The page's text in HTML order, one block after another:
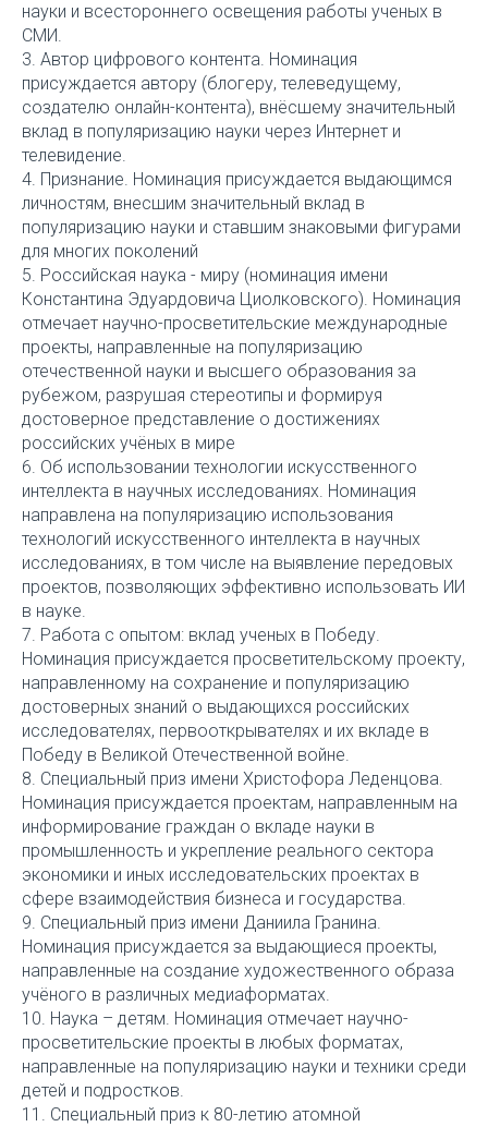
науки и всестороннего освещения работы ученых в
СМИ.
3. Автор цифрового контента. Номинация
присуждается автору (блогеру, телеведущему,
создателю онлайн-контента), внёсшему значительный
вклад в популяризацию науки через Интернет и
телевидение.
4. Признание. Номинация присуждается выдающимся
личностям, внесшим значительный вклад в
популяризацию науки и ставшим знаковыми фигурами
для многих поколений
5. Российская наука - миру (номинация имени
Константина Эдуардовича Циолковского). Номинация
отмечает научно-просветительские международные
проекты, направленные на популяризацию
отечественной науки и высшего образования за
рубежом, разрушая стереотипы и формируя
достоверное представление о достижениях
российских учёных в мире
6. Об использовании технологии искусственного
интеллекта в научных исследованиях. Номинация
направлена на популяризацию использования
технологий искусственного интеллекта в научных
исследованиях, в том числе на выявление передовых
проектов, позволяющих эффективно использовать ИИ
в науке.
7. Работа с опытом: вклад ученых в Победу.
Номинация присуждается просветительскому проекту,
направленному на сохранение и популяризацию
достоверных знаний о выдающихся российских
исследователях, первооткрывателях и их вкладе в
Победу в Великой Отечественной войне.
8. Специальный приз имени Христофора Леденцова.
Номинация присуждается проектам, направленным на
информирование граждан о вкладе науки в
промышленность и укрепление реального сектора
экономики и иных исследовательских проектах в
сфере взаимодействия бизнеса и государства.
9. Специальный приз имени Даниила Гранина.
Номинация присуждается за выдающиеся проекты,
направленные на создание художественного образа
учёного в различных медиаформатах.
10. Наука – детям. Номинация отмечает научно-
просветительские проекты в любых форматах,
направленные на популяризацию науки и техники среди
детей и подростков.
11. Специальный приз к 80-летию атомной